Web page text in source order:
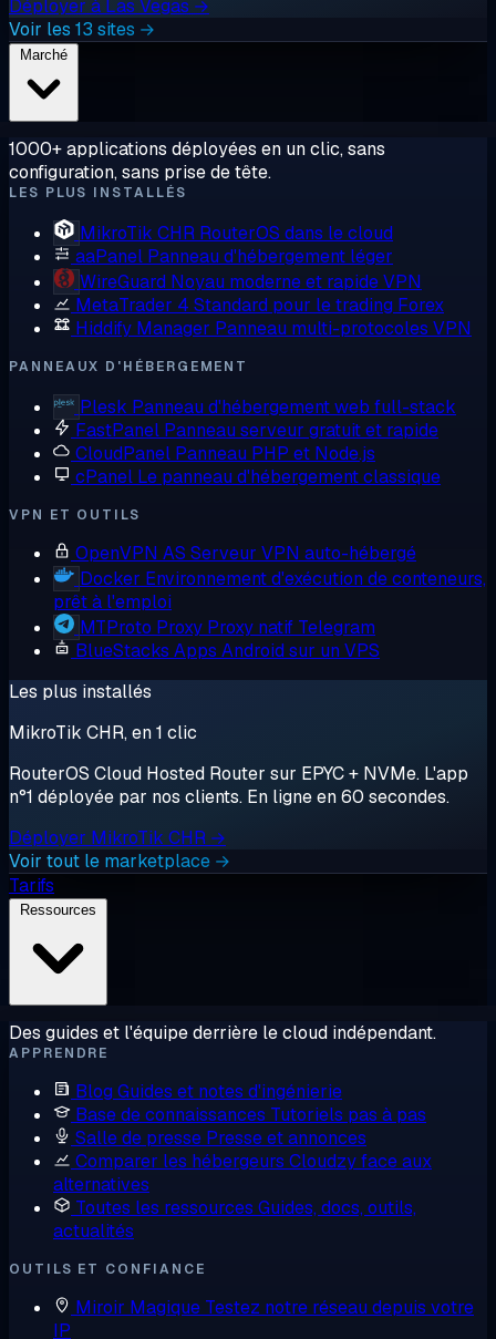
Déployer à Las Vegas →
Voir les 13 sites →
1000+ applications déployées en un clic, sans
configuration, sans prise de tête.
LES PLUS INSTALLÉS
MikroTik CHR RouterOS dans le cloud
aaPanel Panneau d'hébergement léger
WireGuard Noyau moderne et rapide VPN
MetaTrader 4 Standard pour le trading Forex
Hiddify Manager Panneau multi-protocoles VPN
PANNEAUX D'HÉBERGEMENT
Plesk Panneau d'hébergement web full-stack
FastPanel Panneau serveur gratuit et rapide
CloudPanel Panneau PHP et Node.js
cPanel Le panneau d'hébergement classique
VPN ET OUTILS
OpenVPN AS Serveur VPN auto-hébergé
Docker Environnement d'exécution de conteneurs,
prêt à l'emploi
MTProto Proxy Proxy natif Telegram
BlueStacks Apps Android sur un VPS
Les plus installés
MikroTik CHR, en 1 clic
RouterOS Cloud Hosted Router sur EPYC + NVMe. L'app
n°1 déployée par nos clients. En ligne en 60 secondes.
Déployer MikroTik CHR →
Voir tout le marketplace →
Tarifs
Des guides et l'équipe derrière le cloud indépendant.
APPRENDRE
Blog Guides et notes d'ingénierie
Base de connaissances Tutoriels pas à pas
Salle de presse Presse et annonces
Comparer les hébergeurs Cloudzy face aux
alternatives
Toutes les ressources Guides, docs, outils,
actualités
OUTILS ET CONFIANCE
Miroir Magique Testez notre réseau depuis votre
IP